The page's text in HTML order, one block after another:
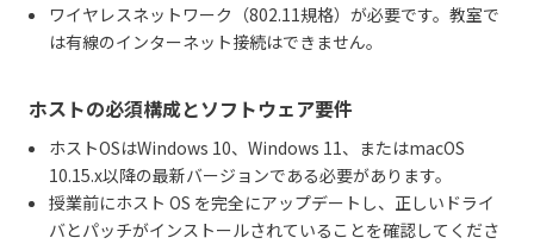
ワイヤレスネットワーク（802.11規格）が必要です。教室で
は有線のインターネット接続はできません。
ホストの必須構成とソフトウェア要件
ホストOSはWindows 10、Windows 11、またはmacOS
10.15.x以降の最新バージョンである必要があります。
授業前にホスト OS を完全にアップデートし、正しいドライ
バとパッチがインストールされていることを確認してくださ